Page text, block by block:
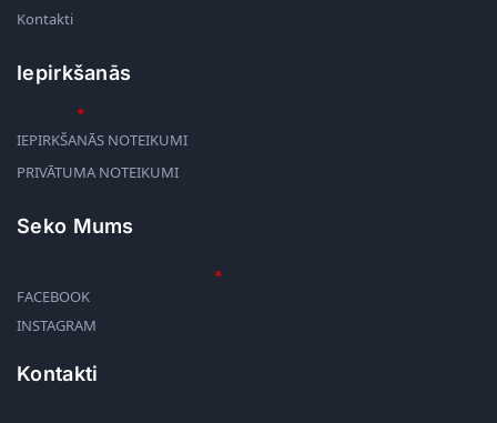
Kontakti
Iepirkšanās
IEPIRKŠANĀS NOTEIKUMI
PRIVĀTUMA NOTEIKUMI
Seko Mums
FACEBOOK
INSTAGRAM
Kontakti